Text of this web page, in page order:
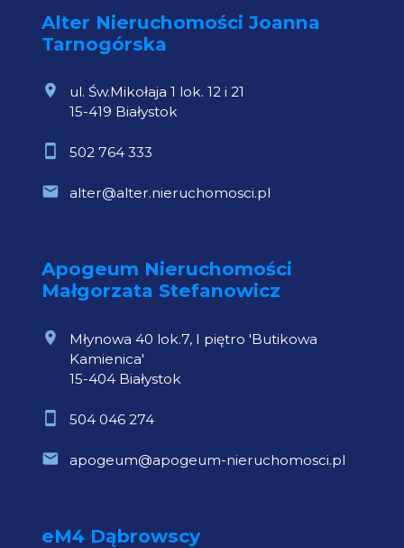
Alter Nieruchomości Joanna
Tarnogórska
ul. Św.Mikołaja 1 lok. 12 i 21
15-419 Białystok
502 764 333
alter@alter.nieruchomosci.pl
Apogeum Nieruchomości
Małgorzata Stefanowicz
Młynowa 40 lok.7, I piętro 'Butikowa
Kamienica'
15-404 Białystok
504 046 274
apogeum@apogeum-nieruchomosci.pl
eM4 Dąbrowscy